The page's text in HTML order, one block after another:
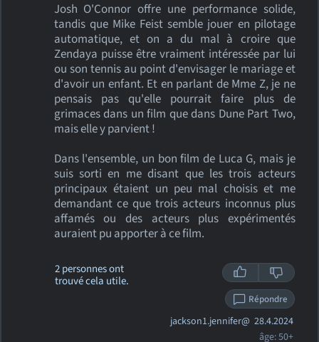
Josh O'Connor offre une performance solide,
tandis que Mike Feist semble jouer en pilotage
automatique, et on a du mal à croire que
Zendaya puisse être vraiment intéressée par lui
ou son tennis au point d'envisager le mariage et
d'avoir un enfant. Et en parlant de Mme Z, je ne
pensais pas qu'elle pourrait faire plus de
grimaces dans un film que dans Dune Part Two,
mais elle y parvient !
Dans l'ensemble, un bon film de Luca G, mais je
suis sorti en me disant que les trois acteurs
principaux étaient un peu mal choisis et me
demandant ce que trois acteurs inconnus plus
affamés ou des acteurs plus expérimentés
auraient pu apporter à ce film.
2 personnes ont
trouvé cela utile.
Répondre
jackson1.jennifer@ 28.4.2024
âge: 50+